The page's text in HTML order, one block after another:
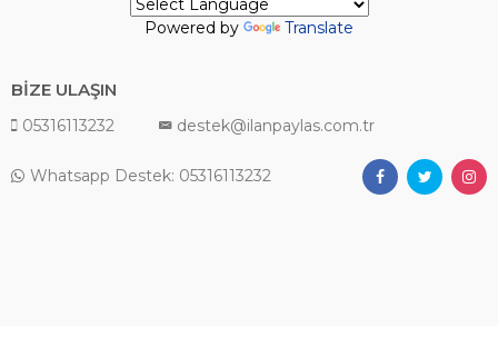
Powered by Translate
BİZE ULAŞIN
05316113232 destek@ilanpaylas.com.tr
Whatsapp Destek: 05316113232